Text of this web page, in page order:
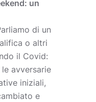
un
di un
o altri
il Covid:
avversarie
iniziali,
e